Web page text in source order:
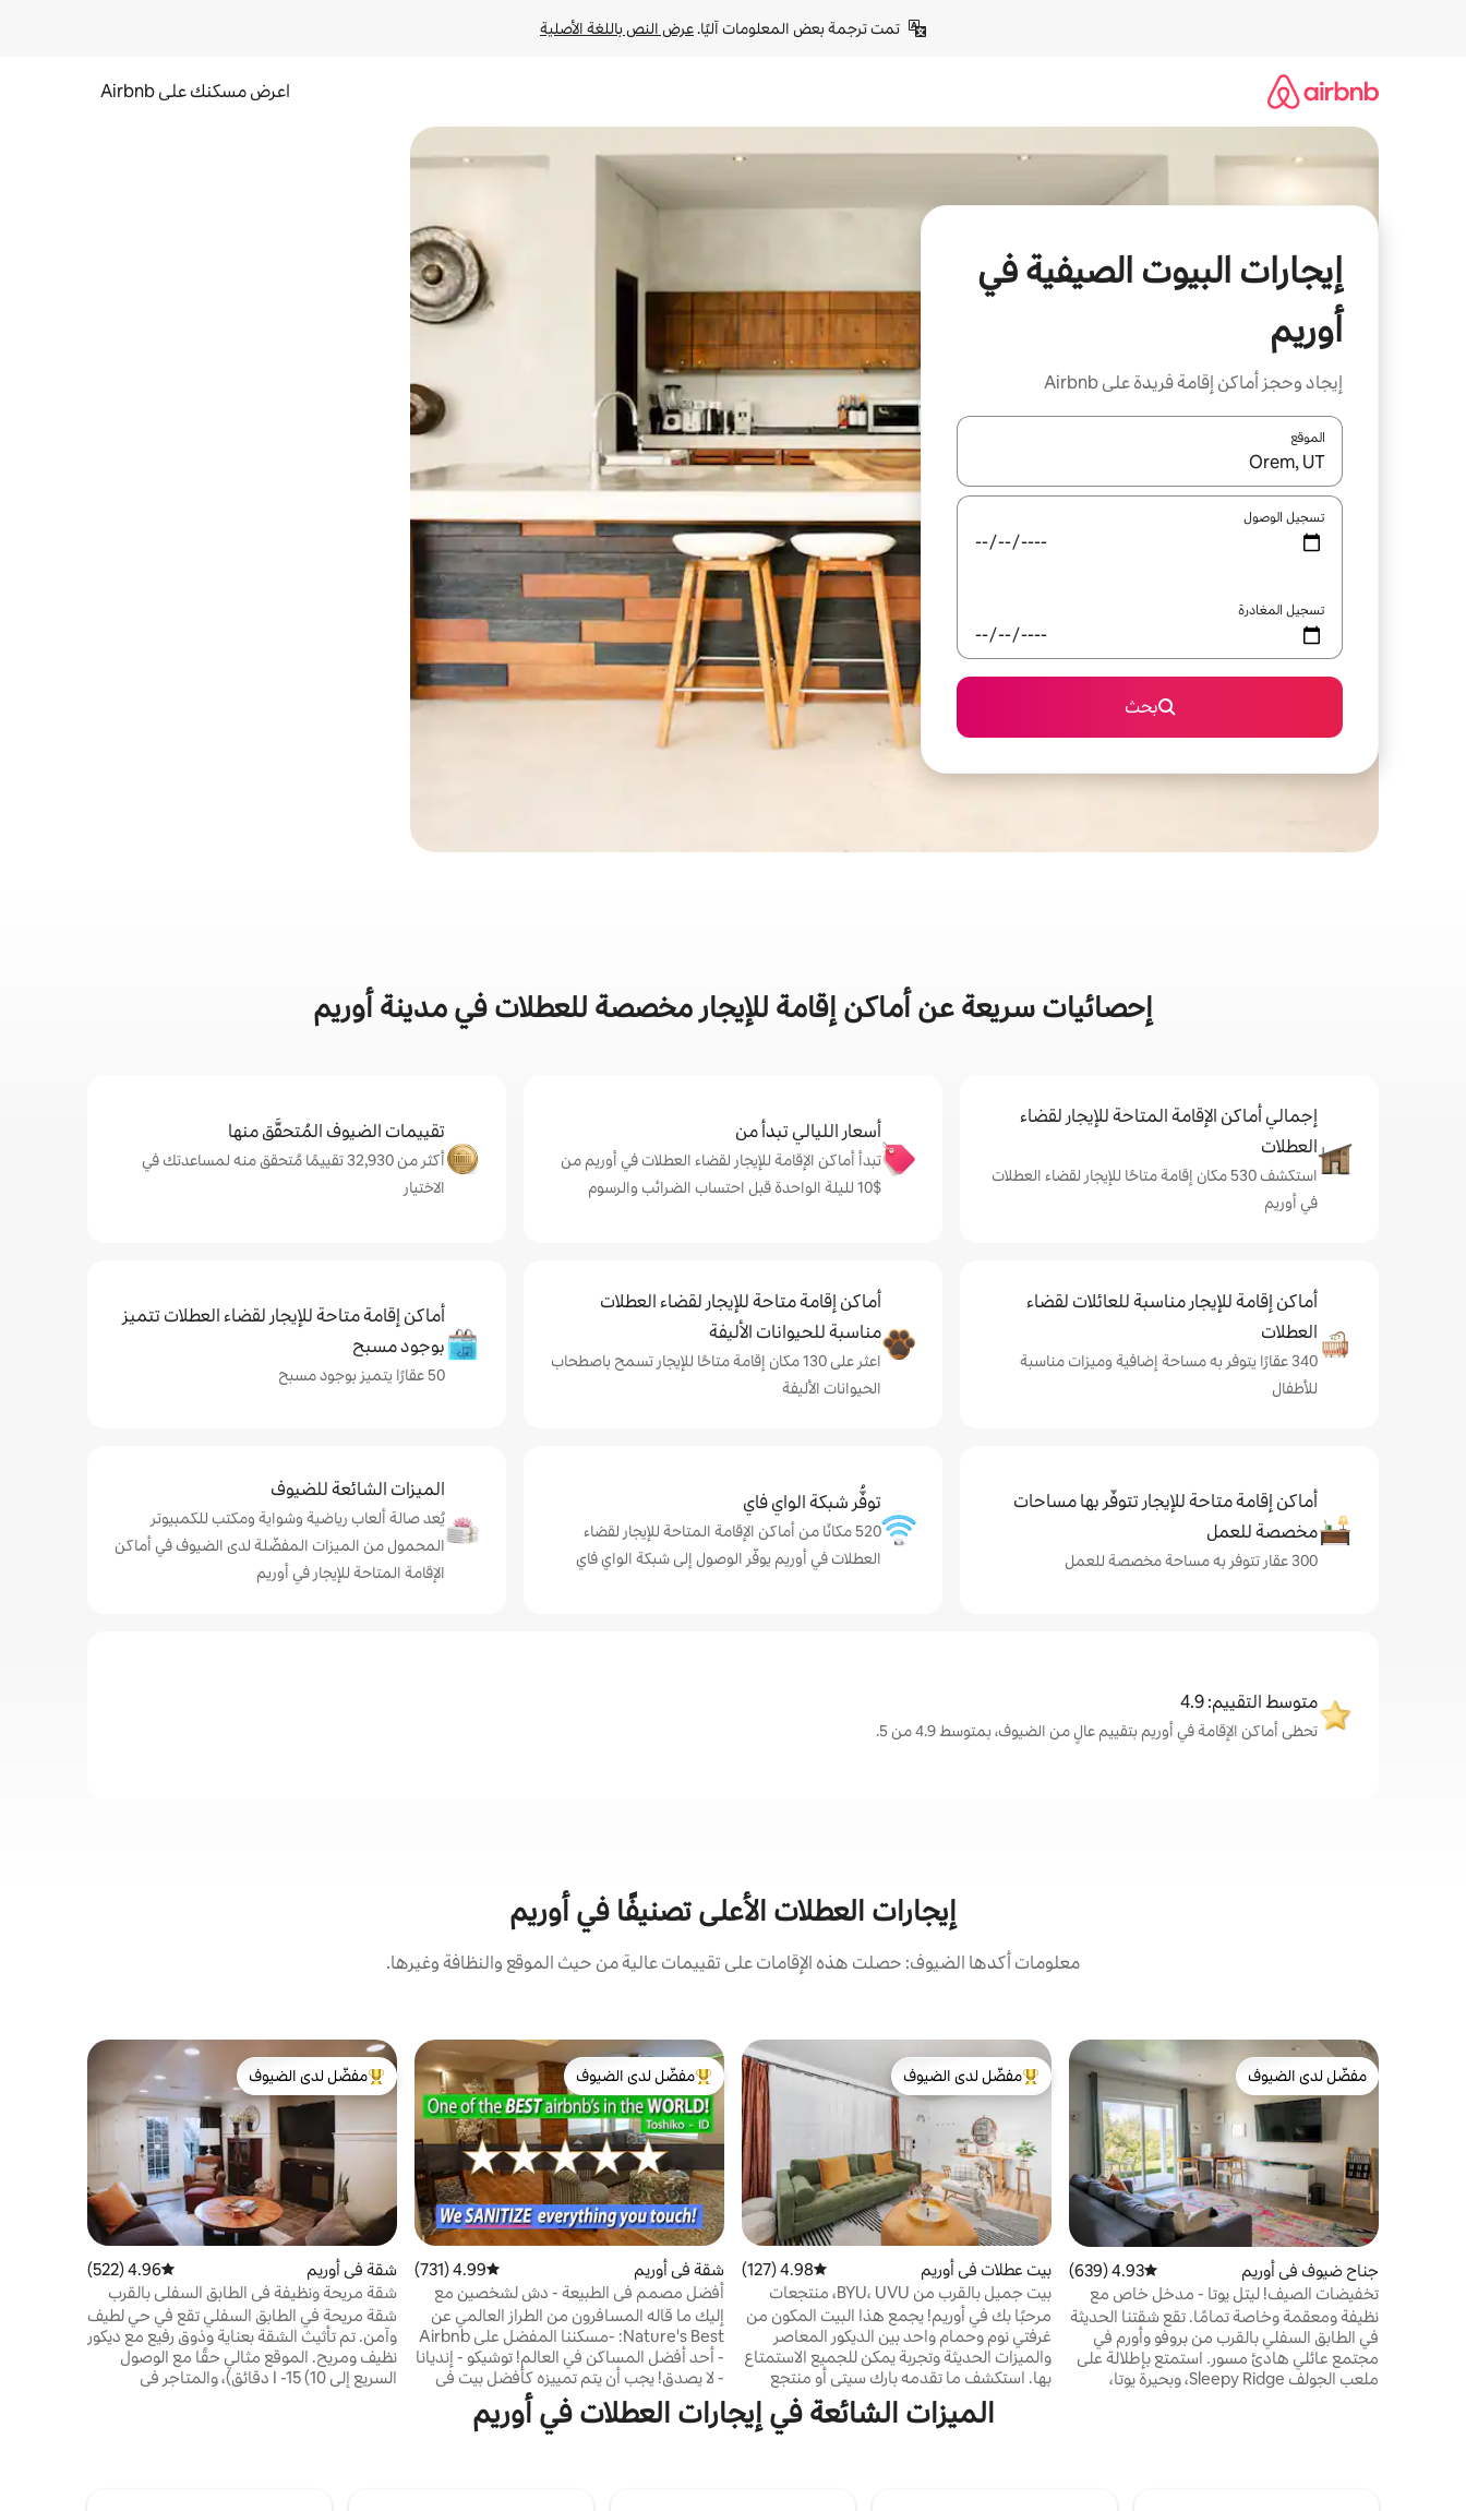
تمت ترجمة بعض المعلومات آليًا. عرض النص باللغة الأصلية
اعرض مسكنك على Airbnb
إيجارات البيوت الصيفية في
أوريم
إيجاد وحجز أماكن إقامة فريدة على Airbnb
الموقع
عند توفر النتائج، انتقل باستخدام السهمين لأعلى ولأسفل أو استكشف عن طريق اللمس أو السحب.
تسجيل الوصول
تسجيل المغادرة
بحث
إحصائيات سريعة عن أماكن إقامة للإيجار مخصصة للعطلات في مدينة أوريم
إجمالي أماكن الإقامة المتاحة للإيجار لقضاء
العطلات
استكشف 530 مكان إقامة متاحًا للإيجار لقضاء العطلات
في أوريم
أسعار الليالي تبدأ من
تبدأ أماكن الإقامة للإيجار لقضاء العطلات في أوريم من
$‏10 لليلة الواحدة قبل احتساب الضرائب والرسوم
تقييمات الضيوف المُتحقَّق منها
أكثر من 32,930 تقييمًا مُتحقق منه لمساعدتك في
الاختيار
أماكن إقامة للإيجار مناسبة للعائلات لقضاء
العطلات
340 عقارًا يتوفر به مساحة إضافية وميزات مناسبة
للأطفال
أماكن إقامة متاحة للإيجار لقضاء العطلات
مناسبة للحيوانات الأليفة
اعثر على 130 مكان إقامة متاحًا للإيجار تسمح باصطحاب
الحيوانات الأليفة
أماكن إقامة متاحة للإيجار لقضاء العطلات تتميز
بوجود مسبح
50 عقارًا يتميز بوجود مسبح
أماكن إقامة متاحة للإيجار تتوفّر بها مساحات
مخصصة للعمل
300 عقار تتوفر به مساحة مخصصة للعمل
توفُّر شبكة الواي فاي
520 مكانًا من أماكن الإقامة المتاحة للإيجار لقضاء
العطلات في أوريم يوفّر الوصول إلى شبكة الواي فاي
الميزات الشائعة للضيوف
يُعد صالة ألعاب رياضية وشواية ومكتب للكمبيوتر
المحمول من الميزات المفضّلة لدى الضيوف في أماكن
الإقامة المتاحة للإيجار في أوريم
متوسط التقييم: 4.9
تحظى أماكن الإقامة في أوريم بتقييم عالٍ من الضيوف، بمتوسط 4.9 من 5.
إيجارات العطلات الأعلى تصنيفًا في أوريم
معلومات أكدها الضيوف: حصلت هذه الإقامات على تقييمات عالية من حيث الموقع والنظافة وغيرها.
مفضّل لدى الضيوف
مفضّل لدى الضيوف
جناح ضيوف في أوريم متوسط التقييم 4.93 من 5، 639 مراجعات
4.93 (639)
تخفيضات الصيف! ليتل يوتا - مدخل خاص مع
إطلالة على ملعب الغولف!
نظيفة ومعقمة وخاصة تمامًا. تقع شقتنا الحديثة
في الطابق السفلي بالقرب من بروفو وأورم في
مجتمع عائلي هادئ مسور. استمتع بإطلالة على
ملعب الجولف Sleepy Ridge، وبحيرة يوتا،
من أبرز البيوت المفضّلة لدى الضيوف
مفضّل لدى الضيوف
بيت عطلات في أوريم متوسط التقييم 4.98 من 5، 127 مراجعات
4.98 (127)
بيت جميل بالقرب من BYU، UVU، منتجعات
التزلج
مرحبًا بك في أوريم! يجمع هذا البيت المكون من
غرفتي نوم وحمام واحد بين الديكور المعاصر
والميزات الحديثة وتجربة يمكن للجميع الاستمتاع
بها. استكشف ما تقدمه بارك سيتي أو منتجع
ساندانس للتزلج أو بروفو كانيون. استرخ واستمتع
بالمناظر الجبلية الجميلة. يقع في موقع مركزي
من أبرز البيوت المفضّلة لدى الضيوف
مفضّل لدى الضيوف
شقة في أوريم متوسط التقييم 4.99 من 5، 731 مراجعات
4.99 (731)
أفضل مصمم في الطبيعة - دش لشخصين مع
إضاءة LED!
إليك ما قاله المسافرون من الطراز العالمي عن
Nature's Best: -مسكننا المفضل على Airbnb
- أحد أفضل المساكن في العالم! توشيكو - إنديانا
- لا يصدق! يجب أن يتم تمييزه كأفضل بيت في
Airbnb في المرتبة الأولى! دينيس - روسيا
-واحدة من أفضل الأماكن التي أقمت فيها على
الإطلاق! ساليم - كاليفورنيا -أفضل حمام
من أبرز البيوت المفضّلة لدى الضيوف
مفضّل لدى الضيوف
شقة في أوريم متوسط التقييم 4.96 من 5، 522 مراجعات
4.96 (522)
شقة مريحة ونظيفة في الطابق السفلي بالقرب
من كانيون
شقة مريحة في الطابق السفلي تقع في حي لطيف
وآمن. تم تأثيث الشقة بعناية وذوق رفيع مع ديكور
نظيف ومريح. الموقع مثالي حقًا مع الوصول
السريع إلى I -15 (10 دقائق)، والمتاجر في
الميزات الشائعة في إيجارات العطلات في أوريم